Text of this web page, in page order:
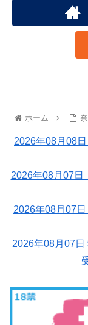
ホーム
2026年08月08
2026年08月07日
2026年08月07
2026年08月07日